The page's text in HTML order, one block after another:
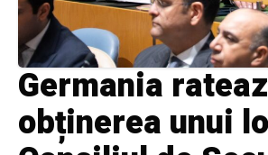
Germania
obținerea unui